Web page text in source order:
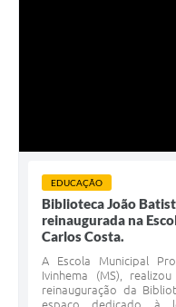
EDUCAÇÃO
Biblioteca João
reinaugurada na
Carlos Costa.
A Escola Municipal
Ivinhema (MS),
reinauguração da
espaço dedicado à